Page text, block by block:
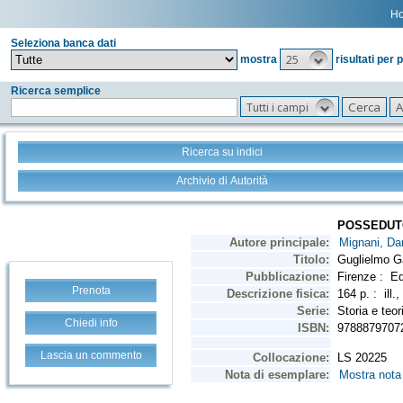
Seleziona banca dati
mostra
25 risultati per
Ricerca semplice
Tutti i campi
Ricerca su indici
Archivio di Autorità
Prenota
Chiedi info
Lascia un commento